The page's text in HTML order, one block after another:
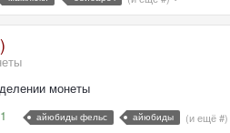
монеты
1 айюбиды фельс айюбиды (и ещё #)